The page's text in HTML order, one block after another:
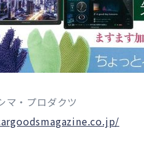
マ・プロダクツ